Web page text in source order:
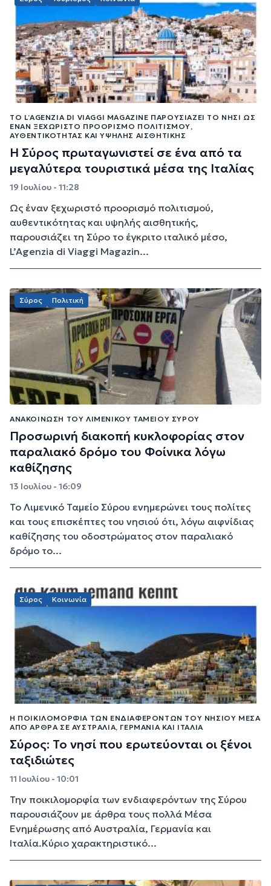
ΤΟ L’AGENZIA DI VIAGGI MAGAZINE ΠΑΡΟΥΣΙΆΖΕΙ ΤΟ ΝΗΣΊ ΩΣ
ΈΝΑΝ ΞΕΧΩΡΙΣΤΌ ΠΡΟΟΡΙΣΜΌ ΠΟΛΙΤΙΣΜΟΎ,
ΑΥΘΕΝΤΙΚΌΤΗΤΑΣ ΚΑΙ ΥΨΗΛΉΣ ΑΙΣΘΗΤΙΚΉΣ
Η Σύρος πρωταγωνιστεί σε ένα από τα
μεγαλύτερα τουριστικά μέσα της Ιταλίας
19 Ιουλίου - 11:28
Ως έναν ξεχωριστό προορισμό πολιτισμού,
αυθεντικότητας και υψηλής αισθητικής,
παρουσιάζει τη Σύρο το έγκριτο ιταλικό μέσο,
L’Agenzia di Viaggi Magazin...
Σύρος Πολιτική
ΑΝΑΚΟΊΝΩΣΗ ΤΟΥ ΛΙΜΕΝΙΚΟΎ ΤΑΜΕΊΟΥ ΣΎΡΟΥ
Προσωρινή διακοπή κυκλοφορίας στον
παραλιακό δρόμο του Φοίνικα λόγω
καθίζησης
13 Ιουλίου - 16:09
Το Λιμενικό Ταμείο Σύρου ενημερώνει τους πολίτες
και τους επισκέπτες του νησιού ότι, λόγω αιφνίδιας
καθίζησης του οδοστρώματος στον παραλιακό
δρόμο το...
Σύρος Κοινωνία
Η ΠΟΙΚΙΛΟΜΟΡΦΊΑ ΤΩΝ ΕΝΔΙΑΦΕΡΌΝΤΩΝ ΤΟΥ ΝΗΣΙΟΎ ΜΈΣΑ
ΑΠΌ ΆΡΘΡΑ ΣΕ ΑΥΣΤΡΑΛΊΑ, ΓΕΡΜΑΝΊΑ ΚΑΙ ΙΤΑΛΊΑ
Σύρος: Το νησί που ερωτεύονται οι ξένοι
ταξιδιώτες
11 Ιουλίου - 10:01
Την ποικιλομορφία των ενδιαφερόντων της Σύρου
παρουσιάζουν με άρθρα τους πολλά Μέσα
Ενημέρωσης από Αυστραλία, Γερμανία και
Ιταλία.Κύριο χαρακτηριστικό...